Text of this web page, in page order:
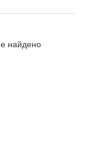
найдено